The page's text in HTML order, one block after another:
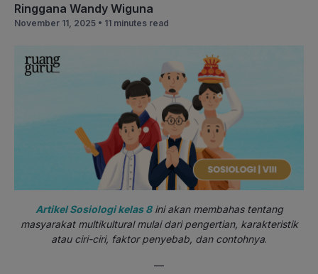
Ringgana Wandy Wiguna
November 11, 2025 • 11 minutes read
Artikel Sosiologi kelas 8ini akan membahas tentang
masyarakat multikultural mulai dari pengertian, karakteristik
atau ciri-ciri, faktor penyebab, dan contohnya.
—